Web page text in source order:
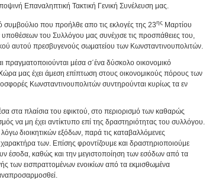
Επαναληπτική Τακτική Γενική Συνέλευση μας.
συμβούλιο που προήλθε απο τις εκλογές της 23ηςΜαρτίου
υποθέσεων του Συλλόγου μας συνέχισε τις προσπάθειες του,
αυτού πρεσβυγενούς σωματείου των Κωνσταντινουπολιτών.
πραγματοποιούνται μέσα σ΄ένα δύσκολο οικονομικό
μας έχει άμεση επίπτωση στους οικονομικούς πόρους των
Κωνσταντινουπολιτών συντηρούνται κυρίως τα εν
στα πλαίσια του εφικτού, στο περιορισμό των καθαρώς
να μη έχει αντίκτυπο επί της δραστηριότητας του συλλόγου.
διοικητικών εξόδων, παρά τις καταβαλλόμενες
των. Επίσης φροντίζουμε και δραστηριοποιούμε
έσοδα, καθώς και την μεγιστοποίηση των εσόδων από τα
των εισπραττομένων ενοικίων από τα εκμισθωμένα